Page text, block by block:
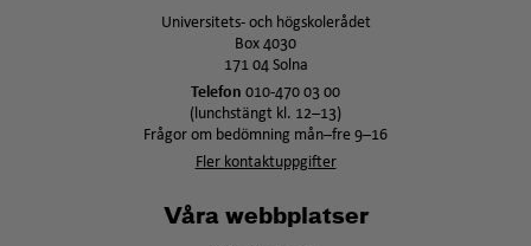
Universitets- och högskolerådet
Box 4030
171 04 Solna
Telefon 010-470 03 00
(lunchstängt kl. 12–13)
Frågor om bedömning mån–fre 9–16
Fler kontaktuppgifter
Våra webbplatser